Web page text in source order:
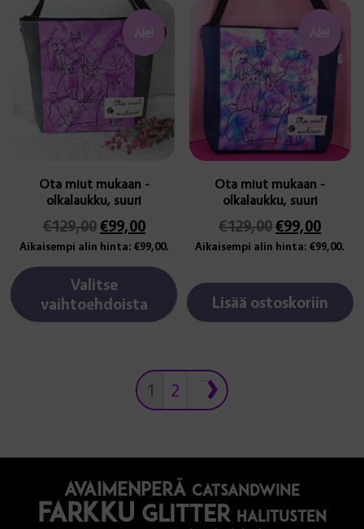
Ale!
Ota miut mukaan -
olkalaukku, suuri
€129,00Alkuperäinen
hinta
oli:
€129,00.
€99,00Nykyinen
hinta
on:
€99,00.
Aikaisempi alin hinta: €99,00.
Valitse
vaihtoehdoista
tuotteella
on
useampi
muunnelma.
Voit
tehdä
valinnat
tuotteen
Ale!
Ota miut mukaan -
olkalaukku, suuri
€129,00
hinta
€129,00.
€99,00
hinta
Aikaisempi alin hinta:€99,00.
Lisää ostoskoriin
1 2
avaimenperä catsandwine
farkku glitter halitusten